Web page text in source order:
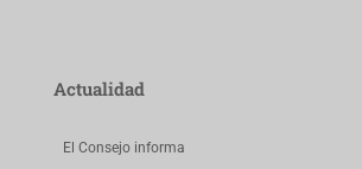
Actualidad
El Consejo informa